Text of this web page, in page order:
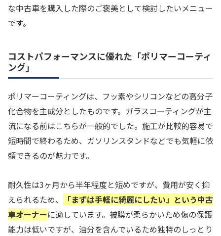
な中古車を購入した際のご褒美として検討したいメニュー
です。
コストパフォーマンスに優れた「ポリマーコーティ
ング」
ポリマーコーティングは、フッ素やシリコンなどの高分子
化合物を主成分としたものです。ガラスコーティングが主
流になる前はこちらが一般的でした。施工が比較的容易で
短時間で終わるため、ガソリンスタンドなどでも気軽に依
頼できるのが魅力です。
耐久性は3ヶ月から半年程度と短めですが、費用が安く抑
えられるため、
「まずは手軽に綺麗にしたい」という中古
車オーナーに適しています。被膜が柔らかいため傷の保護
能力は低いですが、油分を含んでいるため独特のしっとり